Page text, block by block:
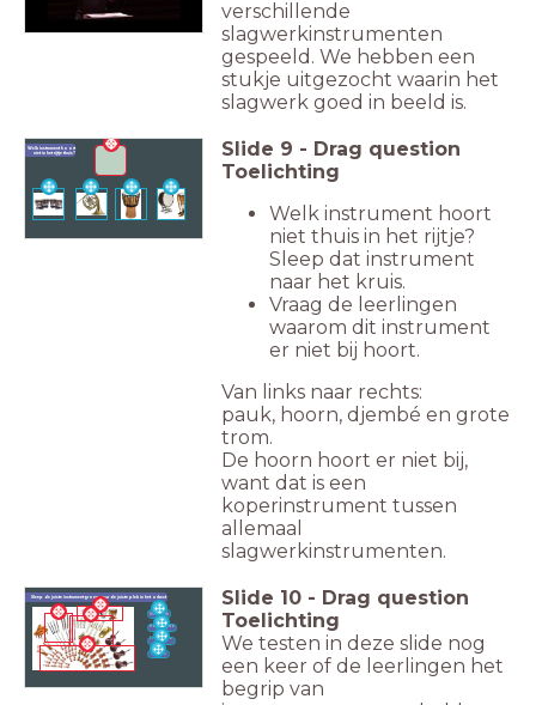
verschillende
slagwerkinstrumenten
gespeeld. We hebben een
stukje uitgezocht waarin het
slagwerk goed in beeld is.
Welk instrument hoort
niet in het rijtje thuis?
Slide 9 - Drag question
Toelichting
Welk instrument hoort
niet thuis in het rijtje?
Sleep dat instrument
naar het kruis.
Vraag de leerlingen
waarom dit instrument
er niet bij hoort.
Van links naar rechts:
pauk, hoorn, djembé en grote
trom.
De hoorn hoort er niet bij,
want dat is een
koperinstrument tussen
allemaal
slagwerkinstrumenten.
Sleep de juiste instrumentgroep naar de juiste plek in het orkest
Slagwerk
Koperblaz
ers
Houtblaz
ers
Strijkers
Slide 10 - Drag question
Toelichting
We testen in deze slide nog
een keer of de leerlingen het
begrip van